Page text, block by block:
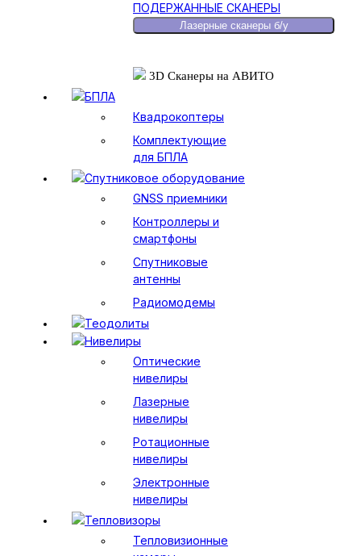
ПОДЕРЖАННЫЕ СКАНЕРЫ
Лазерные сканеры б/у
3D Сканеры на АВИТО
БПЛА
Квадрокоптеры
Комплектующие
для БПЛА
Спутниковое оборудование
GNSS приемники
Контроллеры и
смартфоны
Спутниковые
антенны
Радиомодемы
Теодолиты
Нивелиры
Оптические
нивелиры
Лазерные
нивелиры
Ротационные
нивелиры
Электронные
нивелиры
Тепловизоры
Тепловизионные